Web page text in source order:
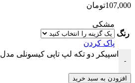
107,000تومان
رنگ
مشکی
پاک کردن
-
اسپیکر دو تکه لپ تاپی کیسونلی مدل V-410 عدد
افزودن به سبد خرید